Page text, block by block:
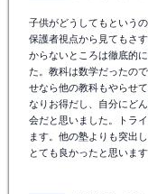
子供がどうしてもという
保護者視点から見てもさ
からないところは徹底的
た。教科は数学だったの
せなら他の教科もやらせ
なりお得だし、自分にど
会だと思いました。トラ
ます。他の塾よりも突出
とても良かったと思います